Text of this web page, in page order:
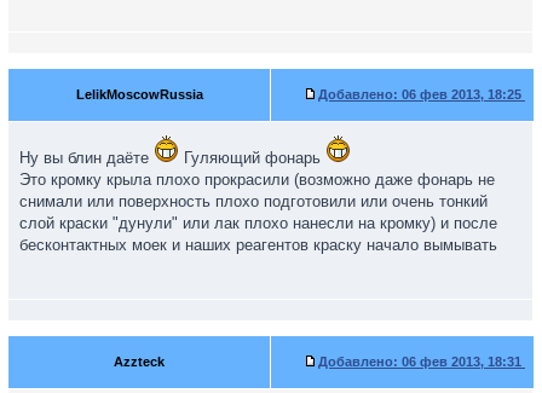
LelikMoscowRussia Добавлено: 06 фев 2013, 18:25
Ну вы блин даёте
Гуляющий фонарь
Это кромку крыла плохо прокрасили (возможно даже фонарь не
снимали или поверхность плохо подготовили или очень тонкий
слой краски "дунули" или лак плохо нанесли на кромку) и после
бесконтактных моек и наших реагентов краску начало вымывать
Azzteck Добавлено: 06 фев 2013, 18:31